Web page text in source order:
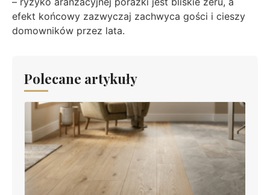
efekt końcowy zazwyczaj zachwyca gości i cieszy
domowników przez lata.
Polecane artykuły